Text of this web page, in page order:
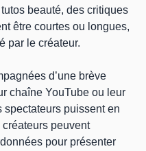
beauté, des critiques
être courtes ou longues,
par le créateur.
d’une brève
chaîne YouTube ou leur
spectateurs puissent en
peuvent
pour présenter